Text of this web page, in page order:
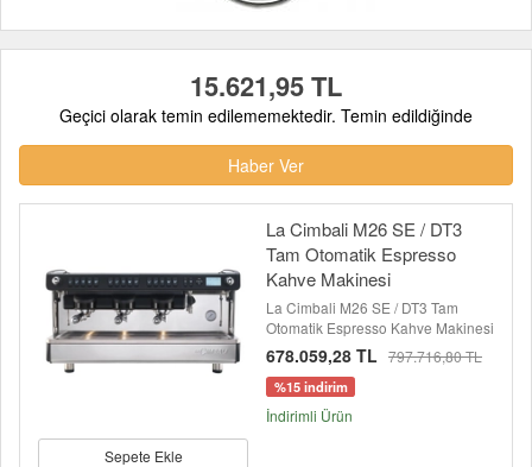
15.621,95 TL
Geçici olarak temin edilememektedir. Temin edildiğinde
Haber Ver
Sepete Ekle
La Cimbali M26 SE / DT3
Tam Otomatik Espresso
Kahve Makinesi
La Cimbali M26 SE / DT3 Tam
Otomatik Espresso Kahve Makinesi
678.059,28 TL 797.716,80 TL
%15 indirim
İndirimli Ürün